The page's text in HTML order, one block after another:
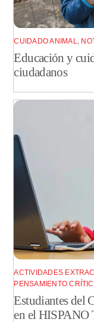
CUIDADO ANIMAL,
Educación y
ciudadanos
ACTIVIDADES
PENSAMIENTO
Estudiantes del
en el HISPANO